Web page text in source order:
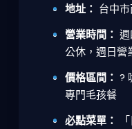
地址： 台中
營業時間：
公休，週日營
價格區間： ?
專門毛孩餐
必點菜單：